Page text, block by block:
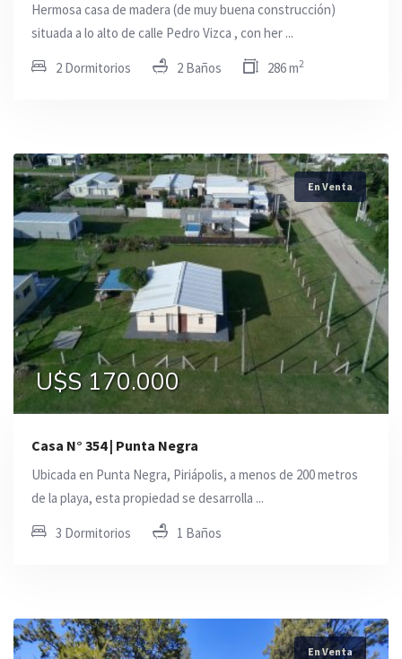
Hermosa casa de madera (de muy buena construcción)
situada a lo alto de calle Pedro Vizca , con her ...
2 Dormitorios 2 Baños 286 m2
En Venta
U$S 170.000
Casa N° 354 | Punta Negra
Ubicada en Punta Negra, Piriápolis, a menos de 200 metros
de la playa, esta propiedad se desarrolla ...
3 Dormitorios 1 Baños
En Venta